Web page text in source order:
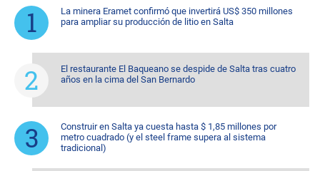
La minera Eramet confirmó que invertirá US$ 350 millones
para ampliar su producción de litio en Salta
El restaurante El Baqueano se despide de Salta tras cuatro
años en la cima del San Bernardo
Construir en Salta ya cuesta hasta $ 1,85 millones por
metro cuadrado (y el steel frame supera al sistema
tradicional)